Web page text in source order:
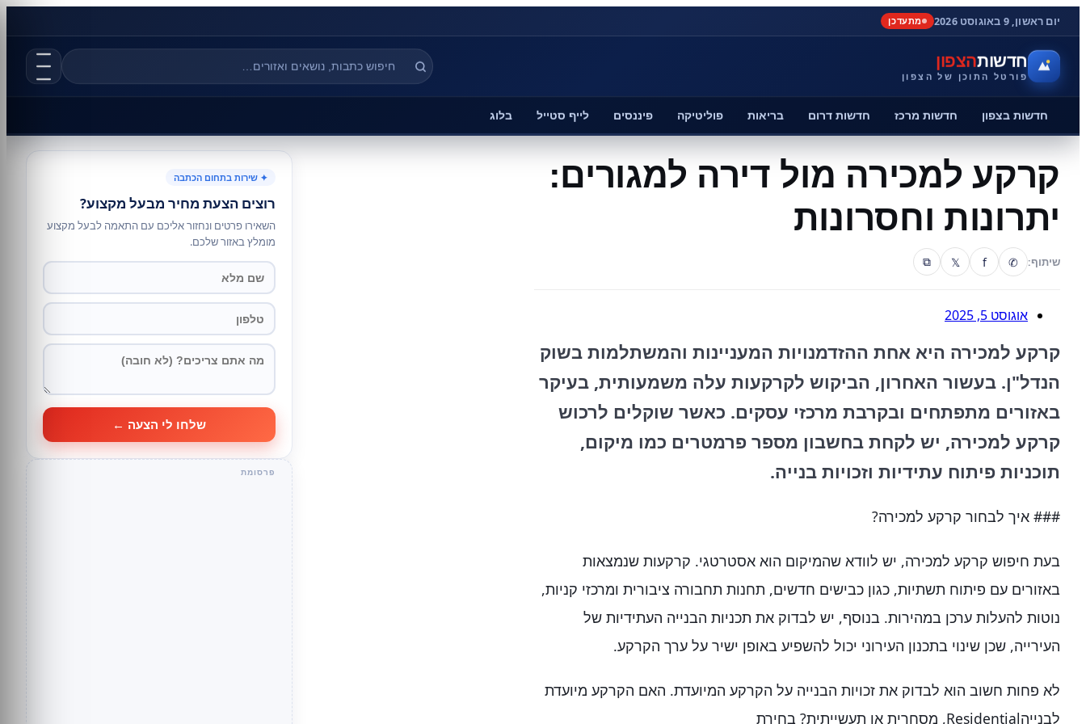
יום ראשון, 9 באוגוסט 2026 מתעדכן
חדשותהצפון
פורטל התוכן של הצפון
חדשות בצפון חדשות מרכז חדשות דרום בריאות פוליטיקה פיננסים לייף סטייל בלוג
קרקע למכירה מול דירה למגורים:
יתרונות וחסרונות
שיתוף: ✆
f
𝕏
⧉
אוגוסט 5, 2025
קרקע למכירה היא אחת ההזדמנויות המעניינות והמשתלמות בשוק
הנדל"ן. בעשור האחרון, הביקוש לקרקעות עלה משמעותית, בעיקר
באזורים מתפתחים ובקרבת מרכזי עסקים. כאשר שוקלים לרכוש
קרקע למכירה, יש לקחת בחשבון מספר פרמטרים כמו מיקום,
תוכניות פיתוח עתידיות וזכויות בנייה.
### איך לבחור קרקע למכירה?
בעת חיפוש קרקע למכירה, יש לוודא שהמיקום הוא אסטרטגי. קרקעות שנמצאות
באזורים עם פיתוח תשתיות, כגון כבישים חדשים, תחנות תחבורה ציבורית ומרכזי קניות,
נוטות להעלות ערכן במהירות. בנוסף, יש לבדוק את תכניות הבנייה העתידיות של
העירייה, שכן שינוי בתכנון העירוני יכול להשפיע באופן ישיר על ערך הקרקע.
לא פחות חשוב הוא לבדוק את זכויות הבנייה על הקרקע המיועדת. האם הקרקע מיועדת
לבנייהResidential, מסחרית או תעשייתית? בחירת
✦ שירות בתחום הכתבה
רוצים הצעת מחיר מבעל מקצוע?
השאירו פרטים ונחזור אליכם עם התאמה לבעל מקצוע
מומלץ באזור שלכם.
שלחו לי הצעה ←